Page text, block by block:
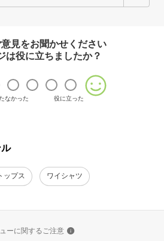
見をお聞かせください
は役に立ちましたか？
なかった 役に立った
ップス ワイシャツ
ーに関するご注意